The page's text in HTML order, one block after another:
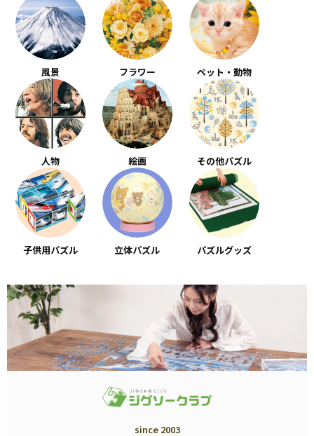
風景 フラワー ペット・動物
人物 絵画 その他パズル
子供用パズル 立体パズル パズルグッズ
since 2003